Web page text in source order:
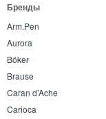
Бренды
Arm.Pen
Aurora
Böker
Brause
Caran d’Ache
Carioca